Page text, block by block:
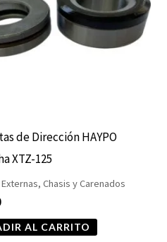
de Dirección HAYPO
XTZ-125
Chasis y Carenados
AL CARRITO